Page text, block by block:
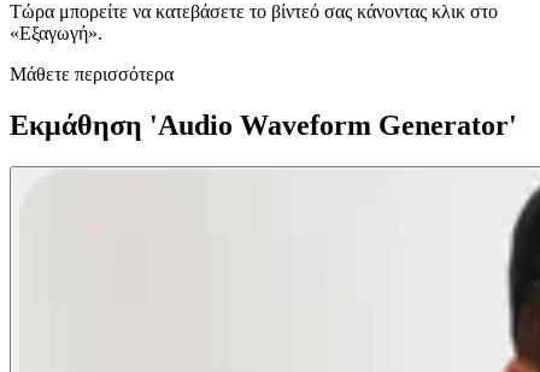
Τώρα μπορείτε να κατεβάσετε το βίντεό σας κάνοντας κλικ στο
«Εξαγωγή».
Μάθετε περισσότερα
Εκμάθηση 'Audio Waveform Generator'